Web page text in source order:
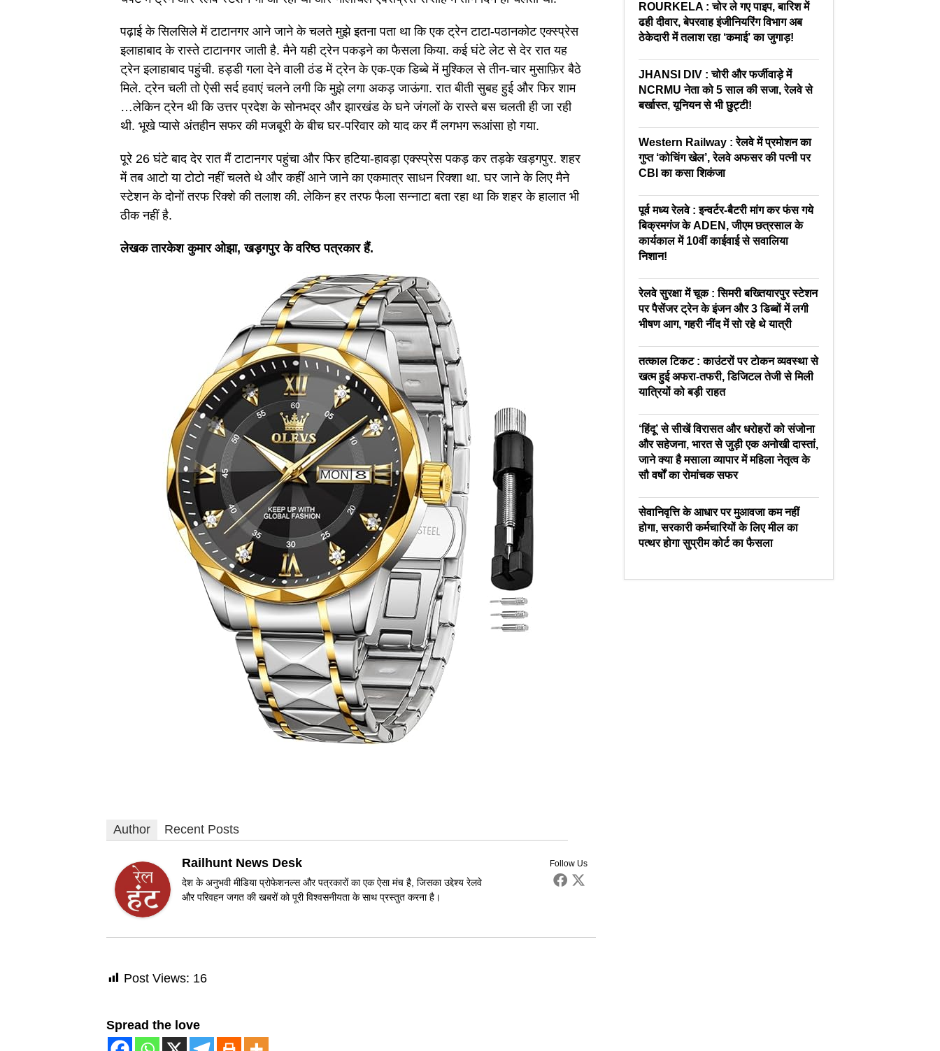
पढ़ाई के सिलसिले में टाटानगर आने जाने के चलते मुझे इतना पता था कि एक ट्रेन टाटा-पठानकोट एक्स्प्रेस
इलाहाबाद के रास्ते टाटानगर जाती है. मैने यही ट्रेन पकड़ने का फैसला किया. कई घंटे लेट से देर रात यह
ट्रेन इलाहाबाद पहुंची. हड्डी गला देने वाली ठंड में ट्रेन के एक-एक डिब्बे में मुश्किल से तीन-चार मुसाफ़िर बैठे
मिले. ट्रेन चली तो ऐसी सर्द हवाएं चलने लगी कि मुझे लगा अकड़ जाऊंगा. रात बीती सुबह हुई और फिर शाम
…लेकिन ट्रेन थी कि उत्तर प्रदेश के सोनभद्र और झारखंड के घने जंगलों के रास्ते बस चलती ही जा रही
थी. भूखे प्यासे अंतहीन सफर की मजबूरी के बीच घर-परिवार को याद कर मैं लगभग रूआंसा हो गया.
पूरे 26 घंटे बाद देर रात मैं टाटानगर पहुंचा और फिर हटिया-हावड़ा एक्स्प्रेस पकड़ कर तड़के खड़गपुर. शहर
में तब आटो या टोटो नहीं चलते थे और कहीं आने जाने का एकमात्र साधन रिक्शा था. घर जाने के लिए मैने
स्टेशन के दोनों तरफ रिक्शे की तलाश की. लेकिन हर तरफ फैला सन्नाटा बता रहा था कि शहर के हालात भी
ठीक नहीं है.
लेखक तारकेश कुमार ओझा, खड़गपुर के वरिष्ठ पत्रकार हैं.
Author Recent Posts
Follow Us
Railhunt News Desk
देश के अनुभवी मीडिया प्रोफेशनल्स और पत्रकारों का एक ऐसा मंच है, जिसका उद्देश्य रेलवे
और परिवहन जगत की खबरों को पूरी विश्वसनीयता के साथ प्रस्तुत करना है।
Post Views: 16
Spread the love
ROURKELA : चोर ले गए पाइप, बारिश में
ढही दीवार, बेपरवाह इंजीनियरिंग विभाग अब
ठेकेदारी में तलाश रहा ‘कमाई’ का जुगाड़!
JHANSI DIV : चोरी और फर्जीवाड़े में
NCRMU नेता को 5 साल की सजा, रेलवे से
बर्खास्त, यूनियन से भी छुट्टी!
Western Railway : रेलवे में प्रमोशन का
गुप्त ‘कोचिंग खेल’, रेलवे अफसर की पत्नी पर
CBI का कसा शिकंजा
पूर्व मध्य रेलवे : इन्वर्टर-बैटरी मांग कर फंस गये
बिक्रमगंज के ADEN, जीएम छत्रसाल के
कार्यकाल में 10वीं काईवाई से सवालिया
निशान!
रेलवे सुरक्षा में चूक : सिमरी बख्तियारपुर स्टेशन
पर पैसेंजर ट्रेन के इंजन और 3 डिब्बों में लगी
भीषण आग, गहरी नींद में सो रहे थे यात्री
तत्काल टिकट : काउंटरों पर टोकन व्यवस्था से
खत्म हुई अफरा-तफरी, डिजिटल तेजी से मिली
यात्रियों को बड़ी राहत
‘हिंदू’ से सीखें विरासत और धरोहरों को संजोना
और सहेजना, भारत से जुड़ी एक अनोखी दास्तां,
जाने क्या है मसाला व्यापार में महिला नेतृत्व के
सौ वर्षों का रोमांचक सफर
सेवानिवृत्ति के आधार पर मुआवजा कम नहीं
होगा, सरकारी कर्मचारियों के लिए मील का
पत्थर होगा सुप्रीम कोर्ट का फैसला